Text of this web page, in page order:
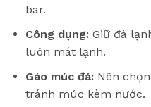
bar.
Công dụng:Giữ đá
luôn mát lạnh.
Gáo múc đá:Nên
tránh múc kèm nước.